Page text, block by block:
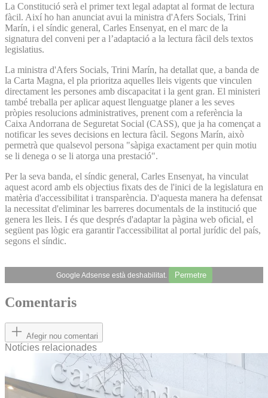
La Constitució serà el primer text legal adaptat al format de lectura
fàcil. Així ho han anunciat avui la ministra d'Afers Socials, Trini
Marín, i el síndic general, Carles Ensenyat, en el marc de la
signatura del conveni per a l’adaptació a la lectura fàcil dels textos
legislatius.
La ministra d'Afers Socials, Trini Marín, ha detallat que, a banda de
la Carta Magna, el pla prioritza aquelles lleis vigents que vinculen
directament les persones amb discapacitat i la gent gran. El ministeri
també treballa per aplicar aquest llenguatge planer a les seves
pròpies resolucions administratives, prenent com a referència la
Caixa Andorrana de Seguretat Social (CASS), que ja ha començat a
notificar les seves decisions en lectura fàcil. Segons Marín, això
permetrà que qualsevol persona "sàpiga exactament per quin motiu
se li denega o se li atorga una prestació".
Per la seva banda, el síndic general, Carles Ensenyat, ha vinculat
aquest acord amb els objectius fixats des de l'inici de la legislatura en
matèria d'accessibilitat i transparència. D'aquesta manera ha defensat
la necessitat d'eliminar les barreres documentals de la institució que
genera les lleis. I és que després d'adaptar la pàgina web oficial, el
següent pas lògic era garantir l'accessibilitat al portal jurídic del país,
segons el síndic.
Google Adsense està deshabilitat. Permetre
Comentaris
Afegir nou comentari
Notícies relacionades